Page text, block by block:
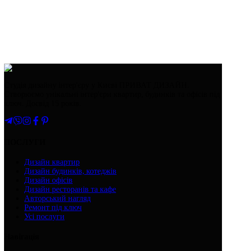
Дизайн квартир
Дизайн будинків, котеджів
Дизайн офісів
Дизайн ресторанів та кафе
Авторський нагляд
Ремонт під ключ
Усі послуги